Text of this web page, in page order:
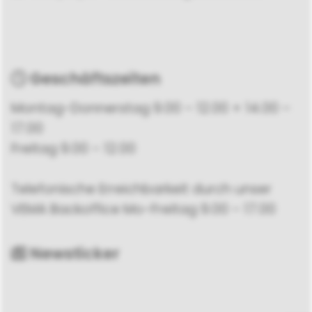
Geschäftszeiten
Montag-Donnerstag 9.00 – 12.00 + 14.00 –
Freitag 9.00 – 12.00
Telefonische Erreichbarkeit durch unser
VEMA Backoffice Mo-Freitag 9.00 – 17.00
Newsticker